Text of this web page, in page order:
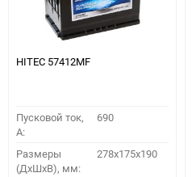
HITEC 57412MF
Пусковой ток,
A:
690
Размеры
(ДхШхВ), мм:
278x175x190